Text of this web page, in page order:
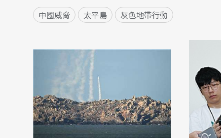
中國威脅 太平島 灰色地帶行動